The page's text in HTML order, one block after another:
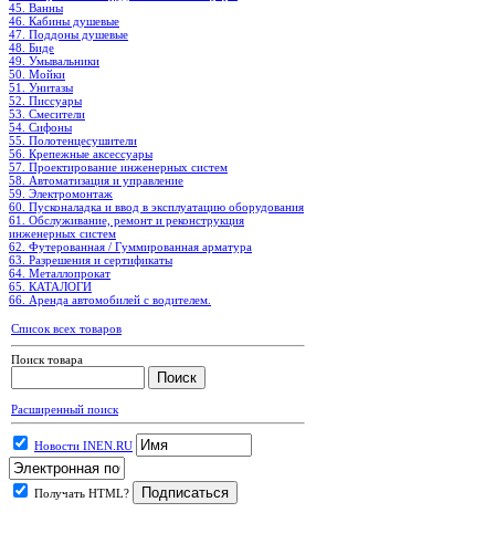
45. Ванны
46. Кабины душевые
47. Поддоны душевые
48. Биде
49. Умывальники
50. Мойки
51. Унитазы
52. Писсуары
53. Смесители
54. Сифоны
55. Полотенцесушители
56. Крепежные аксессуары
57. Проектирование инженерных систем
58. Автоматизация и управление
59. Электромонтаж
60. Пусконаладка и ввод в эксплуатацию оборудования
61. Обслуживание, ремонт и реконструкция
инженерных систем
62. Футерованная / Гуммированная арматура
63. Разрешения и сертификаты
64. Металлопрокат
65. КАТАЛОГИ
66. Аренда автомобилей с водителем.
Список всех товаров
Поиск товара
Расширенный поиск
Новости INEN.RU
Получать HTML?